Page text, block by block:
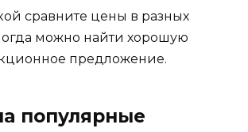
сравните цены в разных
можно найти хорошую
предложение.
популярные